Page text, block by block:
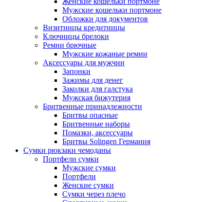
Мужские кошельки портмоне
Обложки для документов
Визитницы кредитницы
Ключницы брелоки
Ремни брючные
Мужские кожаные ремни
Аксессуары для мужчин
Запонки
Зажимы для денег
Заколки для галстука
Мужская бижутерия
Бритвенные принадлежности
Бритвы опасные
Бритвенные наборы
Помазки, аксессуары
Бритвы Solingen Германия
Сумки рюкзаки чемоданы
Портфели сумки
Мужские сумки
Портфели
Женские сумки
Сумки через плечо